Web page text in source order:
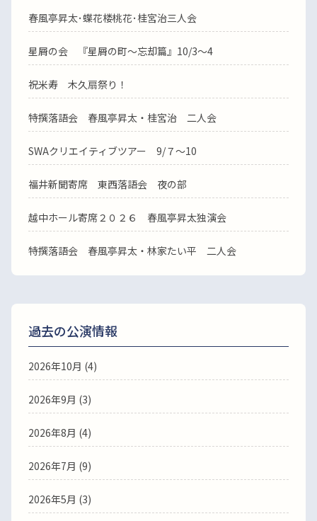
春風亭昇太･蝶花楼桃花･桂宮治三人会
星屑の会 『星屑の町～忘却篇』10/3～4
祝米寿 木久扇祭り！
特撰落語会 春風亭昇太・桂宮治 二人会
SWAクリエイティブツアー 9/７～10
福井新聞寄席 東西落語会 夜の部
越中ホール寄席２０２６ 春風亭昇太独演会
特撰落語会 春風亭昇太・林家たい平 二人会
過去の公演情報
2026年10月 (4)
2026年9月 (3)
2026年8月 (4)
2026年7月 (9)
2026年5月 (3)